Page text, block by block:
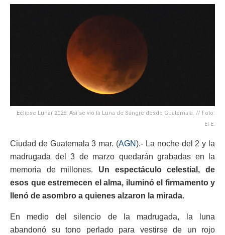
Eclipse Lunar 2026: Así se vio la Luna de Sangre desde Guatemala. // Foto:
EFE.
Ciudad de Guatemala 3 mar. (AGN).- La noche del 2 y la
madrugada del 3 de marzo quedarán grabadas en la
memoria de millones. Un espectáculo celestial, de
esos que estremecen el alma, iluminó el firmamento y
llenó de asombro a quienes alzaron la mirada.
En medio del silencio de la madrugada, la luna
abandonó su tono perlado para vestirse de un rojo